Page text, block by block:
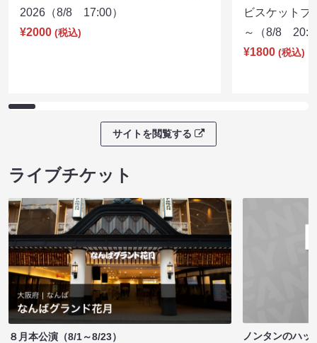
2026（8/8 17:00）
¥2000 (税込)
ビスケットブ
～（8/8
¥1800 (税込)
サイトを閲覧する
ライブチケット
８月本公演（8/1～8/23）
ノンタンのハッ